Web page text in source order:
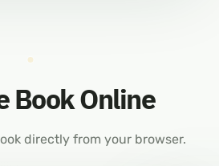
Book Online
directly from your browser.